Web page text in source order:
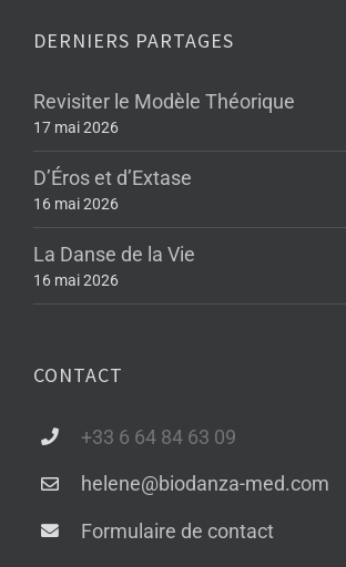
DERNIERS PARTAGES
Revisiter le Modèle Théorique
17 mai 2026
D’Éros et d’Extase
16 mai 2026
La Danse de la Vie
16 mai 2026
CONTACT
+33 6 64 84 63 09
helene@biodanza-med.com
Formulaire de contact